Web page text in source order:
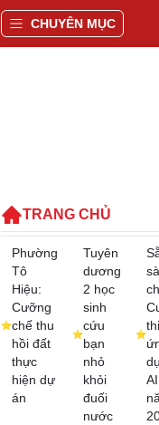
CHUYÊN MỤC
TRANG CHỦ
Phường
Tô
Hiệu:
Cưỡng
chế thu
hồi đất
thực
hiện dự
án
Tuyên
dương
2 học
sinh
cứu
bạn
nhỏ
khỏi
đuối
nước
thi
AI